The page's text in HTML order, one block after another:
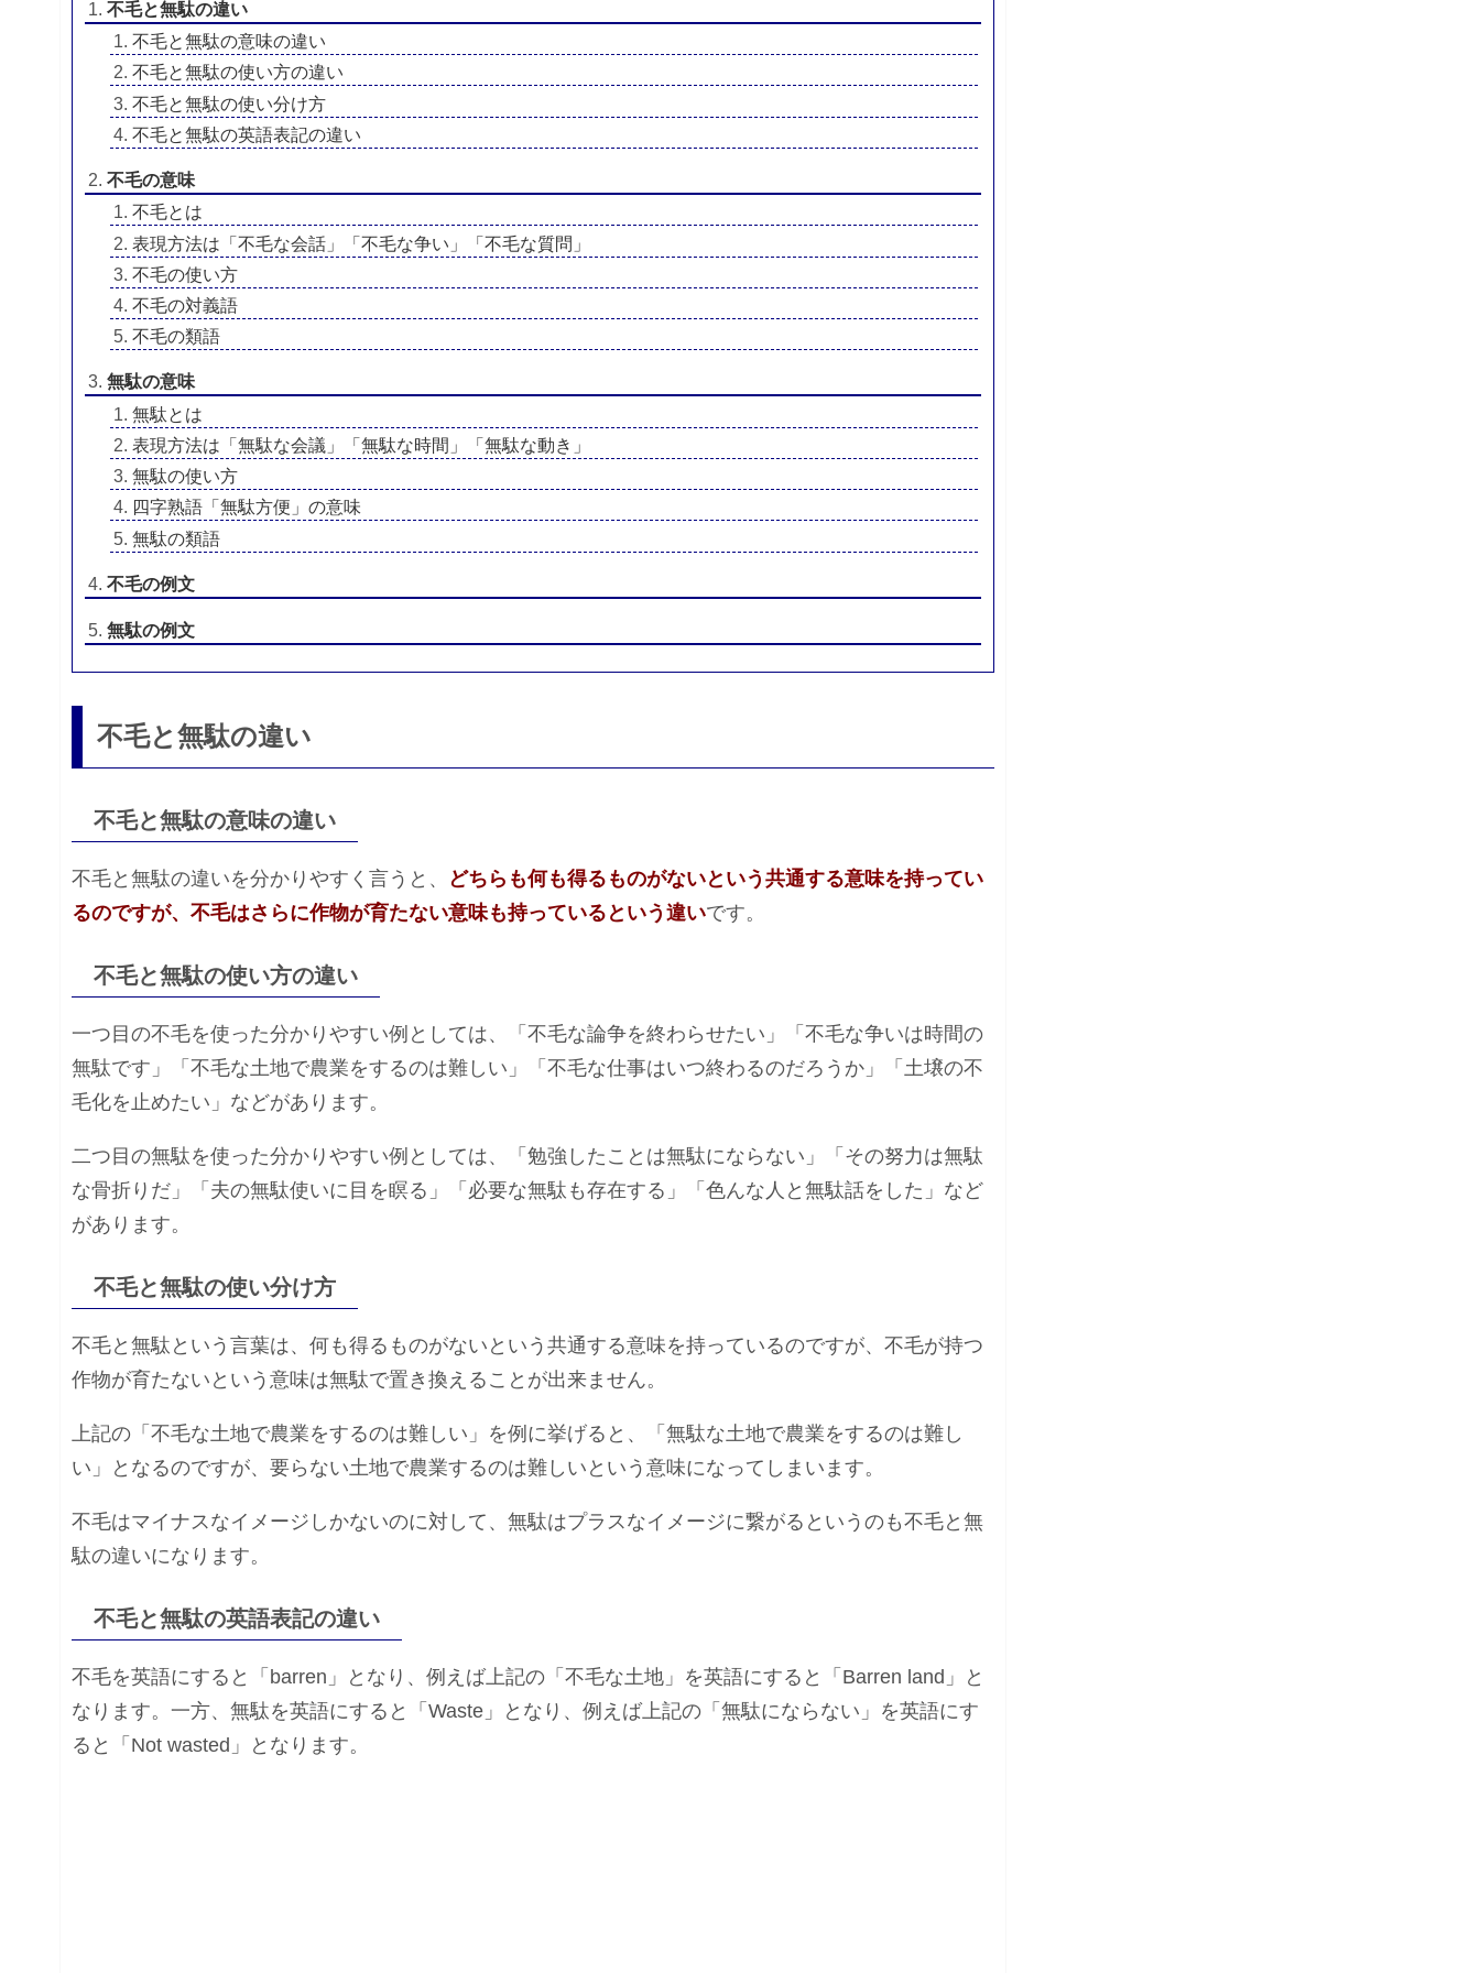
不毛と無駄の違い
不毛と無駄の意味の違い
不毛と無駄の使い方の違い
不毛と無駄の使い分け方
不毛と無駄の英語表記の違い
不毛の意味
不毛とは
表現方法は「不毛な会話」「不毛な争い」「不毛な質問」
不毛の使い方
不毛の対義語
不毛の類語
無駄の意味
無駄とは
表現方法は「無駄な会議」「無駄な時間」「無駄な動き」
無駄の使い方
四字熟語「無駄方便」の意味
無駄の類語
不毛の例文
無駄の例文
不毛と無駄の違い
不毛と無駄の意味の違い
不毛と無駄の違いを分かりやすく言うと、 どちらも何も得るものがないという共通する意味を持ってい
るのですが、不毛はさらに作物が育たない意味も持っているという違いです。
不毛と無駄の使い方の違い
一つ目の不毛を使った分かりやすい例としては、「不毛な論争を終わらせたい」「不毛な争いは時間の
無駄です」「不毛な土地で農業をするのは難しい」「不毛な仕事はいつ終わるのだろうか」「土壌の不
毛化を止めたい」などがあります。
二つ目の無駄を使った分かりやすい例としては、「勉強したことは無駄にならない」「その努力は無駄
な骨折りだ」「夫の無駄使いに目を瞑る」「必要な無駄も存在する」「色んな人と無駄話をした」など
があります。
不毛と無駄の使い分け方
不毛と無駄という言葉は、何も得るものがないという共通する意味を持っているのですが、不毛が持つ
作物が育たないという意味は無駄で置き換えることが出来ません。
上記の「不毛な土地で農業をするのは難しい」を例に挙げると、「無駄な土地で農業をするのは難し
い」となるのですが、要らない土地で農業するのは難しいという意味になってしまいます。
不毛はマイナスなイメージしかないのに対して、無駄はプラスなイメージに繋がるというのも不毛と無
駄の違いになります。
不毛と無駄の英語表記の違い
不毛を英語にすると「barren」となり、例えば上記の「不毛な土地」を英語にすると「Barren land」と
なります。一方、無駄を英語にすると「Waste」となり、例えば上記の「無駄にならない」を英語にす
ると「Not wasted」となります。